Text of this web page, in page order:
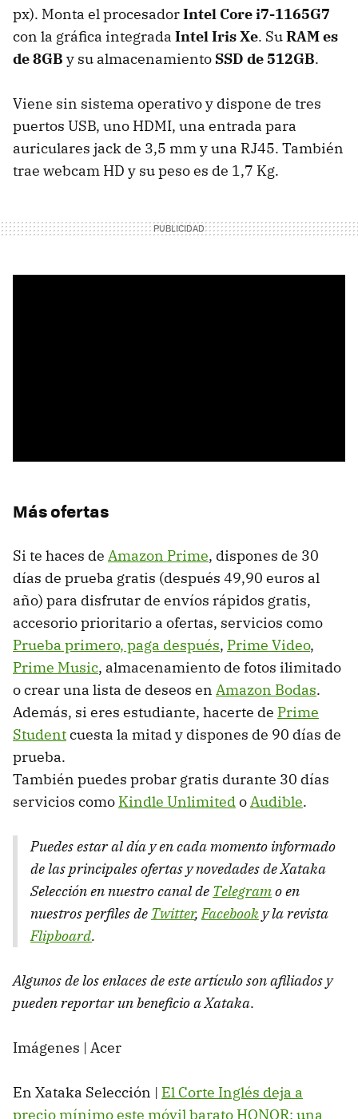
px). Monta el procesadorIntel Core i7-1165G7
con la gráfica integrada Intel Iris Xe. SuRAM es
de 8GB y su almacenamiento SSD de 512GB.
Viene sin sistema operativo y dispone de tres
puertos USB, uno HDMI, una entrada para
auriculares jack de 3,5 mm y una RJ45. También
trae webcam HD y su peso es de 1,7 Kg.
Más ofertas
Si te haces de Amazon Prime, dispones de 30
días de prueba gratis (después 49,90 euros al
año) para disfrutar de envíos rápidos gratis,
accesorio prioritario a ofertas, servicios como
Prueba primero, paga después, Prime Video,
Prime Music, almacenamiento de fotos ilimitado
o crear una lista de deseos en Amazon Bodas.
Además, si eres estudiante, hacerte de Prime
Studentcuesta la mitad y dispones de 90 días de
prueba.
También puedes probar gratis durante 30 días
servicios como Kindle UnlimitedoAudible.
Puedes estar al día y en cada momento informado
de las principales ofertas y novedades de Xataka
Selección en nuestro canal de Telegramo en
nuestros perfiles de Twitter,Facebook y la revista
Flipboard.
Algunos de los enlaces de este artículo son afiliados y
pueden reportar un beneficio a Xataka.
Imágenes | Acer
En Xataka Selección | El Corte Inglés deja a
precio mínimo este móvil barato HONOR: una